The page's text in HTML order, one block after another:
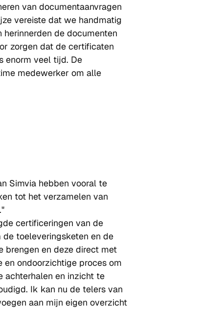
van documentaanvragen
vereiste dat we handmatig
de documenten
zorgen dat de certificaten
enorm veel tijd. De
medewerker om alle
Simvia hebben vooral te
tot het verzamelen van
certificeringen van de
toeleveringsketen en de
brengen en deze direct met
ondoorzichtige proces om
achterhalen en inzicht te
Ik kan nu de telers van
aan mijn eigen overzicht